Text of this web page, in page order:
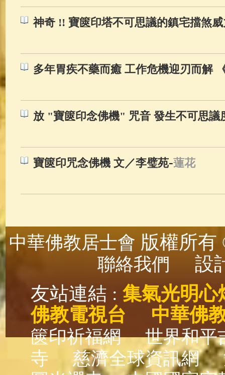
神奇 !! 寶篋印塔不可思議的鎮宅擋煞
多年胃疾不藥而癒 工作危機迎刃而解
放 "寶篋印念佛機" 咒音 發生不可思議
寶篋印咒念佛機 文／李璧苑-蓮花
中華佛教居士會 版權所
聯絡我們
設
友站連結 : 集氣光明心
佛教電視台
中華佛
篋印祈福網
世界和平
寺
慈濟全球資訊網